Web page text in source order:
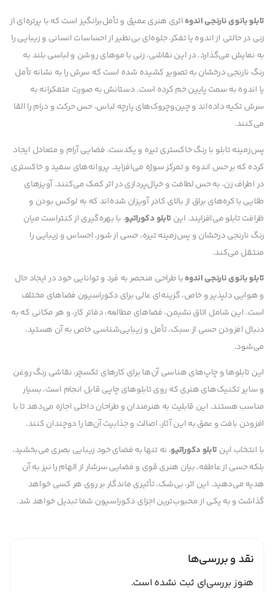
تابلو بانوی نارنجی اندوهاثری هنری عمیق و تأمل‌برانگیز است که با پرتره‌ای از
زنی در حالتی از اندوه یا تفکر، جلوه‌ای بی‌نظیر از احساسات انسانی و زیبایی را
به نمایش می‌گذارد. در این نقاشی، زنی با موهای روشن و لباسی بلند به
رنگ نارنجی درخشان به تصویر کشیده شده است که سرش را به نشانه تأمل
یا اندوه به سمت پایین خم کرده است. دستانش به صورت متفکرانه به
سرش تکیه داده‌اند و چین‌وچروک‌های پارچه لباس، حس حرکت و درام را القا
می‌کنند.
پس‌زمینه تابلو با رنگ خاکستری تیره و یکدست، فضایی آرام و متعادل ایجاد
کرده که بر حس اندوه و تمرکز سوژه می‌افزاید. پروانه‌های سفید و خاکستری
در اطراف زن، به حس لطافت و خیال‌پردازی در اثر کمک می‌کنند. آویزهای
طلایی با کره‌های براق از بالای کادر آویزان شده‌اند که به لوکس بودن و
ظرافت تابلو می‌افزایند. اینتابلو دکوراتیو، با بهره‌گیری از کنتراست میان
رنگ نارنجی درخشان و پس‌زمینه تیره، حسی از شور، احساس و زیبایی را
منتقل می‌کند.
تابلو بانوی نارنجی اندوهبا طراحی منحصر به فرد و توانایی خود در ایجاد حال
و هوایی دلپذیر و خاص، گزینه‌ای عالی برای دکوراسیون فضاهای مختلف
است. این شامل اتاق نشیمن، فضاهای مطالعه، دفاتر کار، و هر مکانی که به
دنبال افزودن حسی از سبک، تأمل و زیبایی‌شناسی خاص به آن هستید،
می‌شود.
این تابلوها و چاپ‌های هناسی آن‌ها برای کارهای تکسچر، نقاشی رنگ روغن
و سایر تکنیک‌های هنری که روی تابلوهای چاپی قابل انجام است، بسیار
مناسب هستند. این قابلیت به هنرمندان و طراحان داخلی اجازه می‌دهد تا با
افزودن بافت و عمق به این آثار، اصالت و جذابیت آن‌ها را دوچندان کنند.
با انتخاب اینتابلو دکوراتیو، نه تنها به فضای خود زیبایی بصری می‌بخشید،
بلکه حسی از عاطفه، بیان هنری قوی و فضایی سرشار از الهام را نیز به آن
هدیه می‌دهید. این اثر، بی‌شک، تأثیری ماندگار بر روی هر کسی خواهد
گذاشت و به یکی از محبوب‌ترین اجزای دکوراسیون شما تبدیل خواهد شد.
نقد و بررسی‌ها
هنوز بررسی‌ای ثبت نشده است.